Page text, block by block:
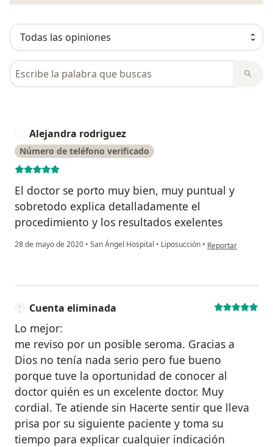
Busca en opiniones
Alejandra rodriguez
Número de teléfono verificado
El doctor se porto muy bien, muy puntual y
sobretodo explica detalladamente el
procedimiento y los resultados exelentes
28 de mayo de 2020 • San Ángel Hospital • Liposucción • en opinión del
Reportar
Cuenta eliminada
Lo mejor:
me reviso por un posible seroma. Gracias a
Dios no tenía nada serio pero fue bueno
porque tuve la oportunidad de conocer al
doctor quién es un excelente doctor. Muy
cordial. Te atiende sin Hacerte sentir que lleva
prisa por su siguiente paciente y toma su
tiempo para explicar cualquier indicación